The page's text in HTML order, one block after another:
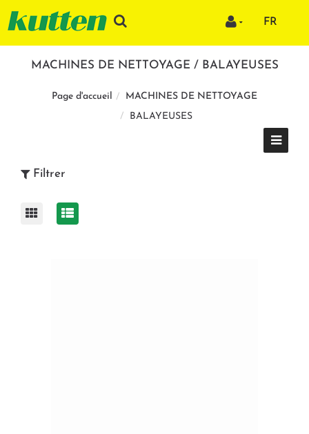
FR
MACHINES DE NETTOYAGE / BALAYEUSES
Page d'accueil
MACHINES DE NETTOYAGE
BALAYEUSES
Filtrer